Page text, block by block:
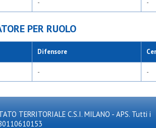
- -
PER RUOLO
Difensore
- -
TERRITORIALE C.S.I. MILANO - APS. Tutti i